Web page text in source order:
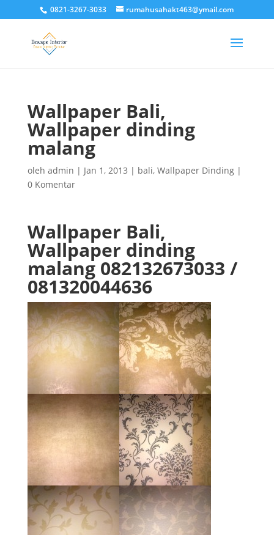
0821-3267-3033 rumahusahakt463@ymail.com
Wallpaper Bali,
Wallpaper dinding
malang
oleh admin | Jan 1, 2013 | bali, Wallpaper Dinding|
0 Komentar
Wallpaper Bali,
Wallpaper dinding
malang 082132673033 /
081320044636